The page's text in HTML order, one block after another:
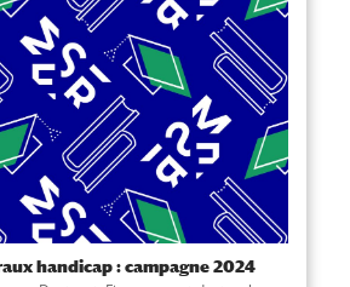
handicap : campagne 2024